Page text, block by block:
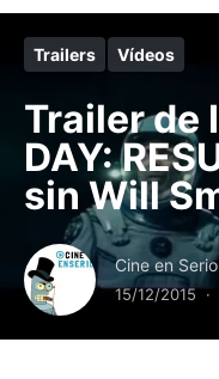
Trailers Vídeos
Trailer de
DAY:
sin Will
Cine en Serio
15/12/2015